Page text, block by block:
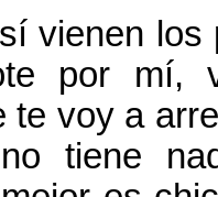
vienen
por mí,
te voy a
tiene